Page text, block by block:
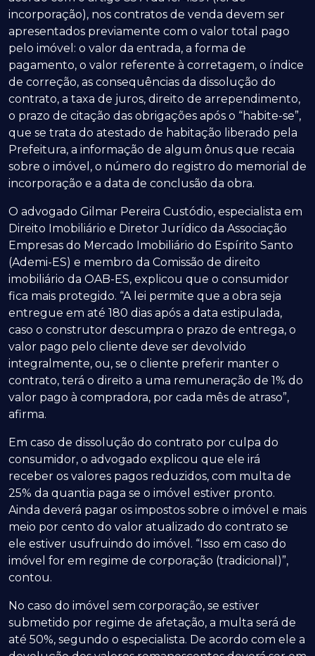
incorporação), nos contratos de venda devem ser
apresentados previamente com o valor total pago
pelo imóvel: o valor da entrada, a forma de
pagamento, o valor referente à corretagem, o índice
de correção, as consequências da dissolução do
contrato, a taxa de juros, direito de arrependimento,
o prazo de citação das obrigações após o “habite-se”,
que se trata do atestado de habitação liberado pela
Prefeitura, a informação de algum ônus que recaia
sobre o imóvel, o número do registro do memorial de
incorporação e a data de conclusão da obra.
O advogado Gilmar Pereira Custódio, especialista em
Direito Imobiliário e Diretor Jurídico da Associação
Empresas do Mercado Imobiliário do Espírito Santo
(Ademi-ES) e membro da Comissão de direito
imobiliário da OAB-ES, explicou que o consumidor
fica mais protegido. “A lei permite que a obra seja
entregue em até 180 dias após a data estipulada,
caso o construtor descumpra o prazo de entrega, o
valor pago pelo cliente deve ser devolvido
integralmente, ou, se o cliente preferir manter o
contrato, terá o direito a uma remuneração de 1% do
valor pago à compradora, por cada mês de atraso”,
afirma.
Em caso de dissolução do contrato por culpa do
consumidor, o advogado explicou que ele irá
receber os valores pagos reduzidos, com multa de
25% da quantia paga se o imóvel estiver pronto.
Ainda deverá pagar os impostos sobre o imóvel e mais
meio por cento do valor atualizado do contrato se
ele estiver usufruindo do imóvel. “Isso em caso do
imóvel for em regime de corporação (tradicional)”,
contou.
No caso do imóvel sem corporação, se estiver
submetido por regime de afetação, a multa será de
até 50%, segundo o especialista. De acordo com ele a